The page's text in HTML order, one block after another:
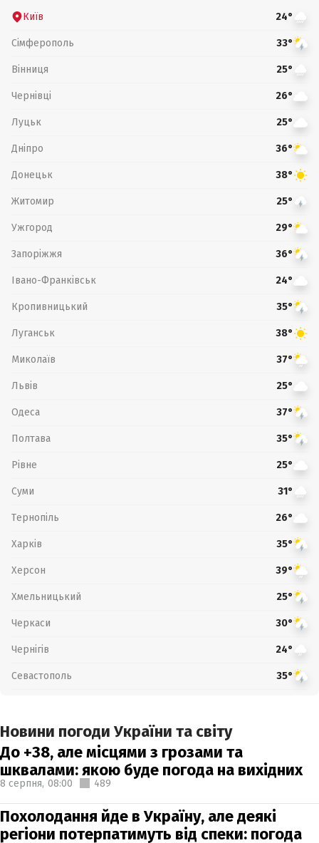
Київ 24°
Сімферополь 33°
Вінниця 25°
Чернівці 26°
Луцьк 25°
Дніпро 36°
Донецьк 38°
Житомир 25°
Ужгород 29°
Запоріжжя 36°
Івано-Франківськ 24°
Кропивницький 35°
Луганськ 38°
Миколаїв 37°
Львів 25°
Одеса 37°
Полтава 35°
Рівне 25°
Суми 31°
Тернопіль 26°
Харків 35°
Херсон 39°
Хмельницький 25°
Черкаси 30°
Чернігів 24°
Севастополь 35°
Новини погоди України та світу
До +38, але місцями з грозами та
шквалами: якою буде погода на вихідних
8 серпня, 08:00 489
Похолодання йде в Україну, але деякі
регіони потерпатимуть від спеки: погода